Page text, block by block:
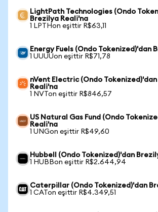
LightPath Technologies (Ondo
Brezilya Reali'na
1 LPTHon eşittir R$63,11
Energy Fuels (Ondo Tokenized)'dan
1 UUUUon eşittir R$71,78
nVent Electric (Ondo
Reali'na
1 NVTon eşittir R$846,57
US Natural Gas Fund (Ondo
Reali'na
1 UNGon eşittir R$49,60
Hubbell (Ondo Tokenized)'dan
1 HUBBon eşittir R$2.644,94
Caterpillar (Ondo Tokenized)'dan
1 CATon eşittir R$4.349,51